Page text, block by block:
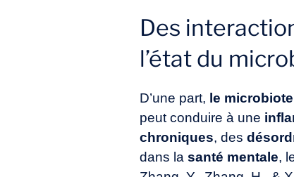
Des
l’état du
D’une part, le
peut conduire à une
chroniques, des
dans lasanté mentale,